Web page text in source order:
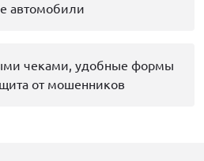
автомобили
чеками, удобные формы
от мошенников